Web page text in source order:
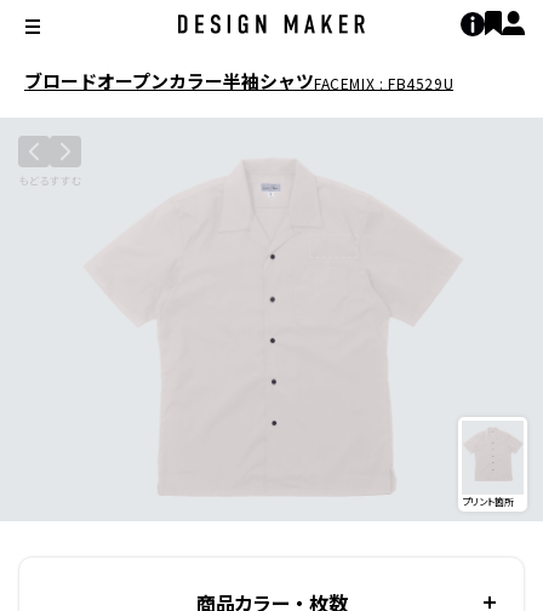
ブロードオープンカラー半袖シャツFACEMIX : FB4529U
プリント箇所
商品カラー ・ 枚数